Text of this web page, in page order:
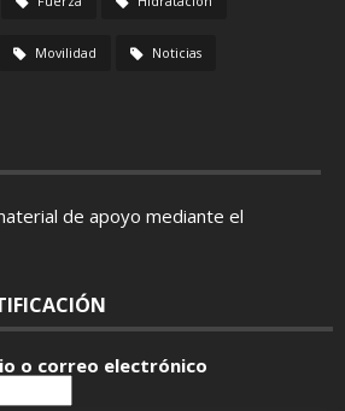
Movilidad Noticias
de apoyo mediante el
o correo electrónico